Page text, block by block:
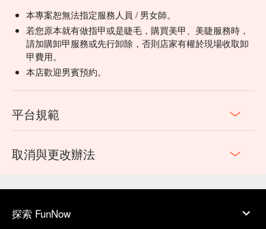
本專案恕無法指定服務人員 / 男女師。
若您原本就有做指甲或是睫毛，購買美甲、美睫服務時，
請加購卸甲服務或先行卸除，否則店家有權於現場收取卸
甲費用。
本店歡迎男賓預約。
平台規範
取消與更改辦法
探索 FunNow